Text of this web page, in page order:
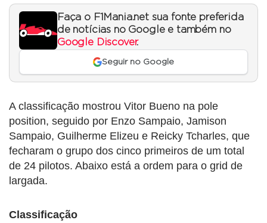
Faça o F1Mania.net sua fonte preferida
de notícias no Google e também no
Google Discover.
Seguir no Google
A classificação mostrou Vitor Bueno na pole
position, seguido por Enzo Sampaio, Jamison
Sampaio, Guilherme Elizeu e Reicky Tcharles, que
fecharam o grupo dos cinco primeiros de um total
de 24 pilotos. Abaixo está a ordem para o grid de
largada.
Classificação